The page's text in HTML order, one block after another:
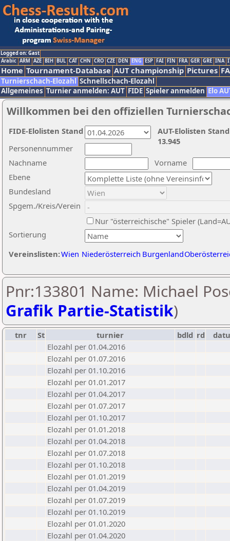
Logged on: Gast
Arabic ARM AZE BIH BUL CAT CHN CRO CZE DEN ENG ESP FAI FIN FRA GER GRE INA
Home Tournament-Database AUT championship Pictures
Turnierschach-Elozahl Schnellschach-Elozahl
Allgemeines Turnier anmelden: AUT FIDE Spieler anmelden Elo
Willkommen bei den offiziellen
Nachname
Vorname
Ebene
Sortierung
Personennummer
Bundesland
Spgem./Kreis/Verein
Nur "österreichische" Spieler
Vereinslisten:Wien Niederösterreich Burgenland
AUT-Elolisten
13.945
FIDE-Elolisten Stand
Pnr:133801 Name: Michael
Grafik Partie-Statistik)
tnr St turnier bdld rd
Elozahl per 01.04.2016
Elozahl per 01.07.2016
Elozahl per 01.10.2016
Elozahl per 01.01.2017
Elozahl per 01.04.2017
Elozahl per 01.07.2017
Elozahl per 01.10.2017
Elozahl per 01.01.2018
Elozahl per 01.04.2018
Elozahl per 01.07.2018
Elozahl per 01.10.2018
Elozahl per 01.01.2019
Elozahl per 01.04.2019
Elozahl per 01.07.2019
Elozahl per 01.10.2019
Elozahl per 01.01.2020
Elozahl per 01.04.2020